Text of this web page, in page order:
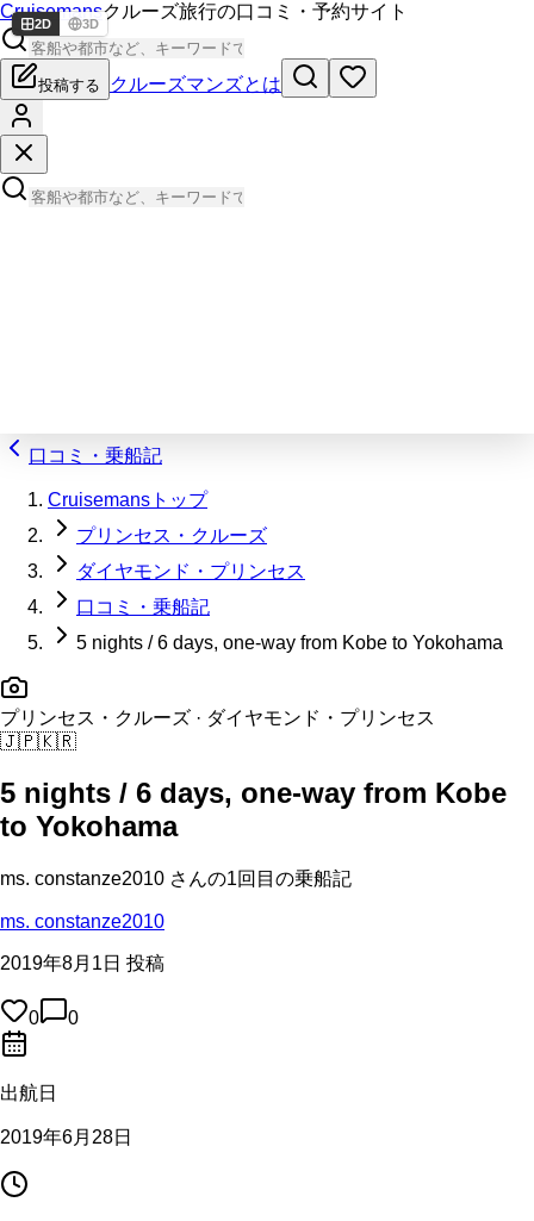
Cruisemansクルーズ旅行の口コミ・予約サイト
投稿する クルーズマンズとは
口コミ・乗船記
Cruisemansトップ
プリンセス・クルーズ
ダイヤモンド・プリンセス
口コミ・乗船記
5 nights / 6 days, one-way from Kobe to Yokohama
プリンセス・クルーズ · ダイヤモンド・プリンセス
🇯🇵🇰🇷
5 nights / 6 days, one-way from Kobe
to Yokohama
ms. constanze2010 さんの1回目の乗船記
ms. constanze2010
2019年8月1日 投稿
0 0
出航日
2019年6月28日
2D 3D